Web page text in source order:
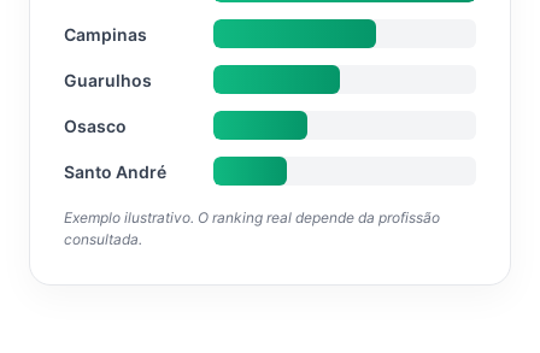
Campinas
Guarulhos
Osasco
Santo André
Exemplo ilustrativo. O ranking real depende da profissão
consultada.